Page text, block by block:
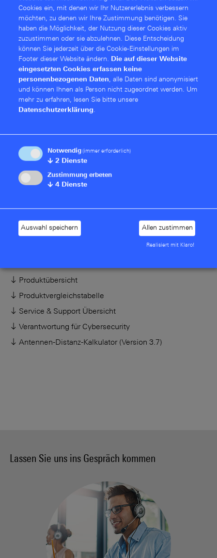
Datenblatt
Montageanleitung
Produktübersicht
Produktvergleichstabelle
Service & Support Übersicht
Verantwortung für Cybersecurity
Antennen-Distanz-Kalkulator (Version 3.7)
Lassen Sie uns ins Gespräch kommen
Cookies ein, mit denen wir Ihr Nutzererlebnis verbessern
möchten, zu denen wir Ihre Zustimmung benötigen. Sie
haben die Möglichkeit, der Nutzung dieser Cookies aktiv
zuzustimmen oder sie abzulehnen. Diese Entschei­dung
können Sie jederzeit über die Cookie-Einstellungen im
Footer dieser Website ändern. Die auf dieser Website
eingesetzten Cookies erfassen keine
personenbezogenen Daten, alle Daten sind anonymisiert
und können Ihnen als Person nicht zugeordnet werden. Um
mehr zu erfahren, lesen Sie bitte unsere
Datenschutzerklärung.
Notwendig (immer erforderlich)
↓ 2 Dienste
Zustimmung erbeten
↓ 4 Dienste
Auswahl speichern Allen zustimmen
Realisiert mit Klaro!